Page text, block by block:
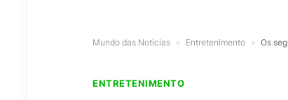
Mundo das Notícias » Entretenimento » Os
ENTRETENIMENTO